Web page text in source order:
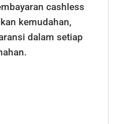
cashless
kemudahan,
dalam setiap